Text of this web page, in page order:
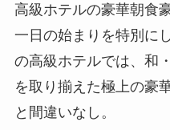
高級ホテルの豪華朝食
一日の始まりを特別に
の高級ホテルでは、和
を取り揃えた極上の豪
と間違いなし。